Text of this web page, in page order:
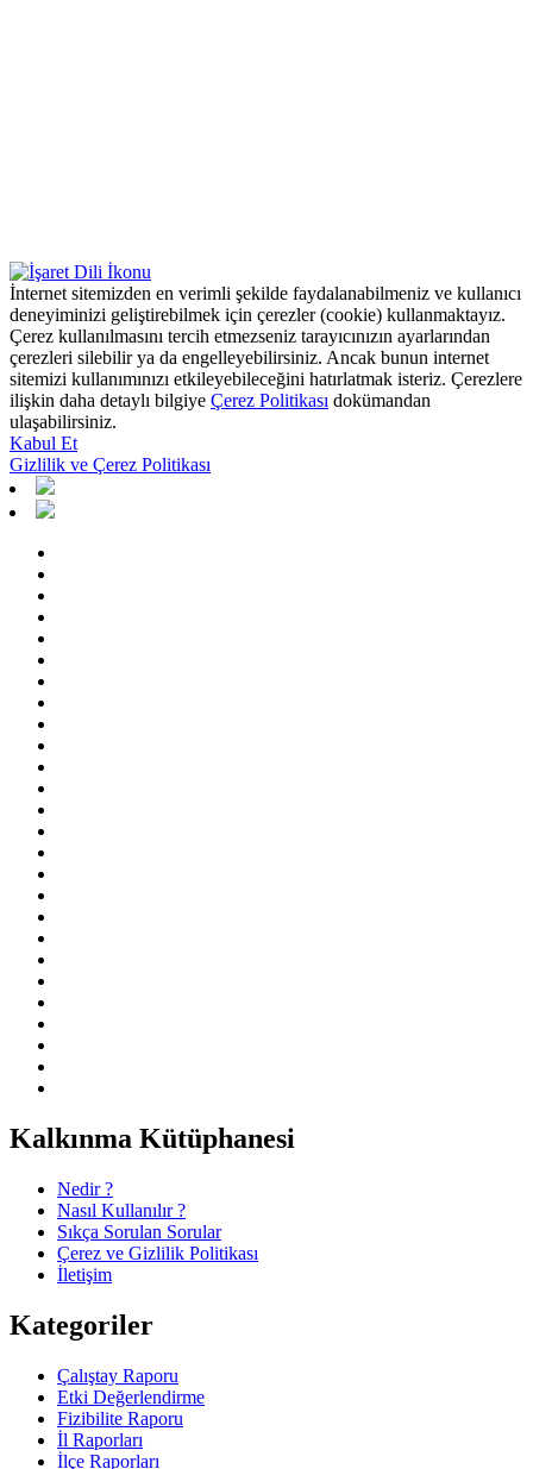
İnternet sitemizden en verimli şekilde faydalanabilmeniz ve kullanıcı
deneyiminizi geliştirebilmek için çerezler (cookie) kullanmaktayız.
Çerez kullanılmasını tercih etmezseniz tarayıcınızın ayarlarından
çerezleri silebilir ya da engelleyebilirsiniz. Ancak bunun internet
sitemizi kullanımınızı etkileyebileceğini hatırlatmak isteriz. Çerezlere
ilişkin daha detaylı bilgiye Çerez Politikası dokümandan
ulaşabilirsiniz.
Kabul Et
Gizlilik ve Çerez Politikası
Kalkınma Kütüphanesi
Nedir ?
Nasıl Kullanılır ?
Sıkça Sorulan Sorular
Çerez ve Gizlilik Politikası
İletişim
Kategoriler
Çalıştay Raporu
Etki Değerlendirme
Fizibilite Raporu
İl Raporları
İlçe Raporları